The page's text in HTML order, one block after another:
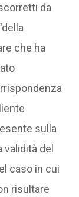
da
che ha
sulla
validità del
caso in cui
risultare